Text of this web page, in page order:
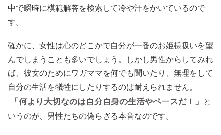
中で瞬時に模範解答を検索して冷や汗をかいているので
す。
確かに、女性は心のどこかで自分が一番のお姫様扱いを望
んでしまうことも多いでしょう。しかし男性からしてみれ
ば、彼女のためにワガママを何でも聞いたり、無理をして
自分の生活を犠牲にしたりするのは耐えられません。
「何より大切なのは自分自身の生活やペースだ！」
と
いうのが、男性たちの偽らざる本音なのです。